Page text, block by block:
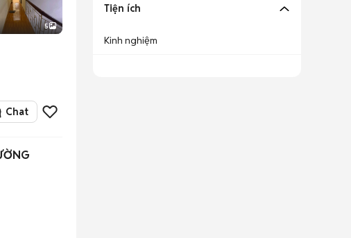
5
Chat
Tiện ích
Kinh nghiệm